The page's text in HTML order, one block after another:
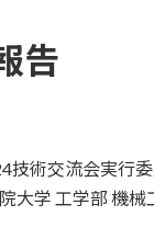
告
技術交流会
大学 工学部 機械